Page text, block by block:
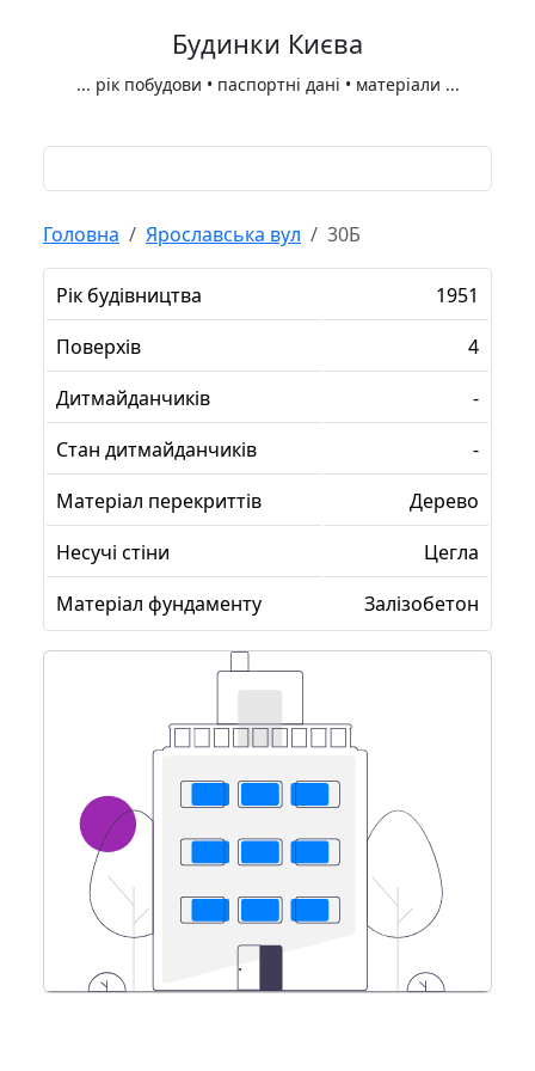
Будинки Києва
... рік побудови • паспортні дані • матеріали ...
Головна Ярославська вул 30Б
Рік будівництва
1951
Поверхів
4
Дитмайданчиків
-
Стан дитмайданчиків
-
Матеріал перекриттів
Дерево
Несучі стіни
Цегла
Матеріал фундаменту
Залізобетон